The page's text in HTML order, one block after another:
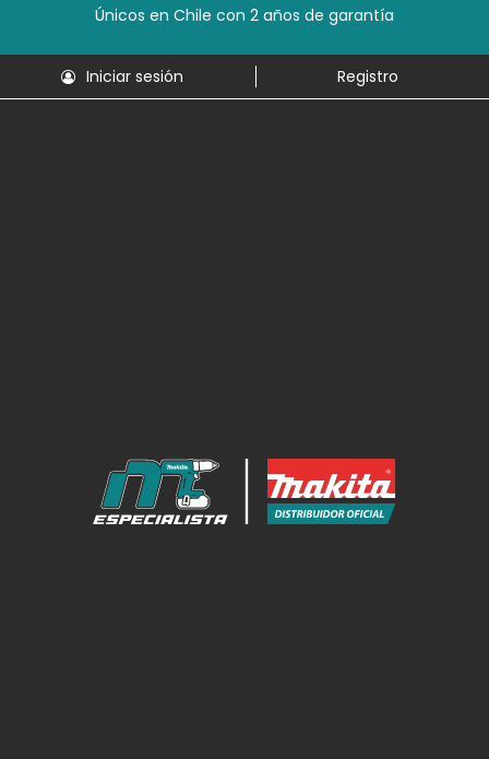
Únicos en Chile con 2 años de garantía
Iniciar sesión Registro